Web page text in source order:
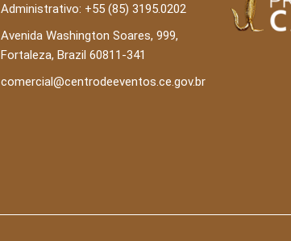
Administrativo: +55 (85) 3195.0202
Avenida Washington Soares, 999,
Fortaleza, Brazil 60811-341
comercial@centrodeeventos.ce.gov.br